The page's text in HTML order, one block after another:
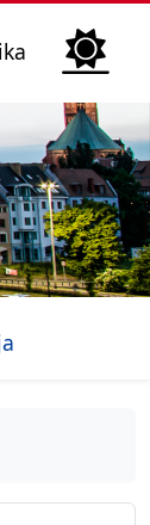
Biura